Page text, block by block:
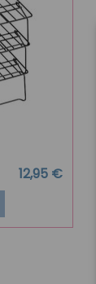
12,95 €